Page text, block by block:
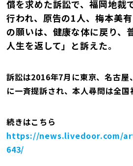
償を求めた訴訟で、福岡地裁
行われ、原告の1人、梅本美
の願いは、健康な体に戻り、
人生を返して」と訴えた。
訴訟は2016年7月に東京、名古屋
に一斉提訴され、本人尋問は全
続きはこちら
https://news.livedoor.com/
643/